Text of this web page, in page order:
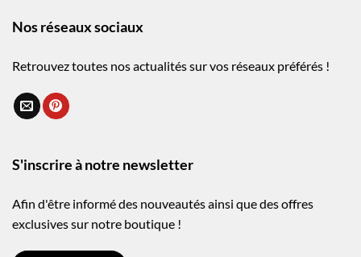
Nos réseaux sociaux
Retrouvez toutes nos actualités sur vos réseaux préférés !
S'inscrire à notre newsletter
Afin d'être informé des nouveautés ainsi que des offres
exclusives sur notre boutique !